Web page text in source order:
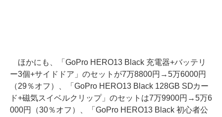
ほかにも、「GoPro HERO13 Black 充電器+バッテリ
ー3個+サイドドア」のセットが7万8800円→5万6000円
（29％オフ）、「GoPro HERO13 Black 128GB SDカー
ド+磁気スイベルクリップ」のセットは7万9900円→5万6
000円（30％オフ）、「GoPro HERO13 Black 初心者公